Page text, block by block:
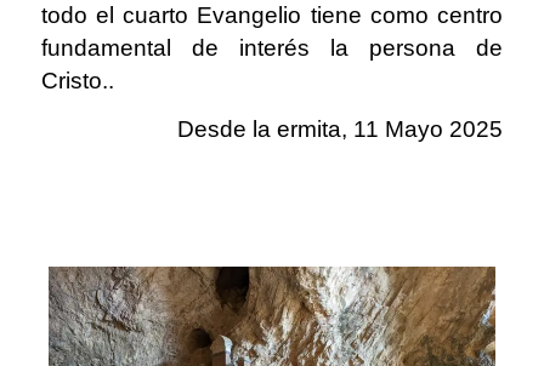
todo el cuarto Evangelio tiene como centro
fundamental de interés la persona de
Cristo..
Desde la ermita, 11 Mayo 2025